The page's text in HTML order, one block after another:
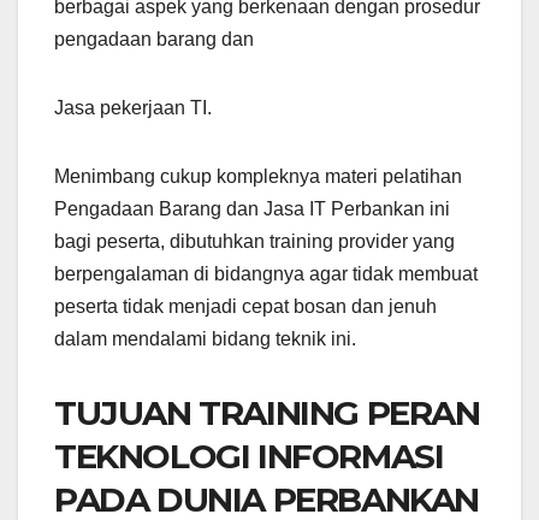
berbagai aspek yang berkenaan dengan prosedur
pengadaan barang dan
Jasa pekerjaan TI.
Menimbang cukup kompleknya materi pelatihan
Pengadaan Barang dan Jasa IT Perbankan ini
bagi peserta, dibutuhkan training provider yang
berpengalaman di bidangnya agar tidak membuat
peserta tidak menjadi cepat bosan dan jenuh
dalam mendalami bidang teknik ini.
TUJUAN TRAINING PERAN
TEKNOLOGI INFORMASI
PADA DUNIA PERBANKAN